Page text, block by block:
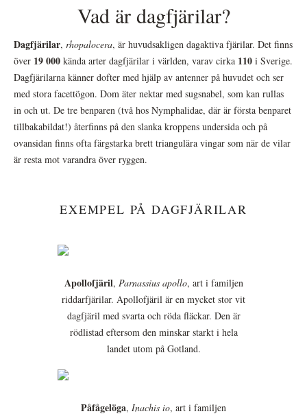
Vad är dagfjärilar?
Dagfjärilar, rhopalocera, är huvudsakligen dagaktiva fjärilar. Det finns
över 19 000 kända arter dagfjärilar i världen, varav cirka 110 i Sverige.
Dagfjärilarna känner dofter med hjälp av antenner på huvudet och ser
med stora facettögon. Dom äter nektar med sugsnabel, som kan rullas
in och ut. De tre benparen (två hos Nymphalidae, där är första benparet
tillbakabildat!) återfinns på den slanka kroppens undersida och på
ovansidan finns ofta färgstarka brett triangulära vingar som när de vilar
är resta mot varandra över ryggen.
EXEMPEL PÅ DAGFJÄRILAR
Apollofjäril, Parnassius apollo, art i familjen
riddarfjärilar. Apollofjäril är en mycket stor vit
dagfjäril med svarta och röda fläckar. Den är
rödlistad eftersom den minskar starkt i hela
landet utom på Gotland.
Påfågelöga, Inachis io, art i familjen